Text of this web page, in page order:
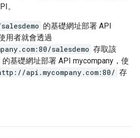
。
的基礎網址部署 API
用者就會透過
salesdemo 存取該
的基礎網址部署 API mycompany，使
api.mycompany.com:80/ 存